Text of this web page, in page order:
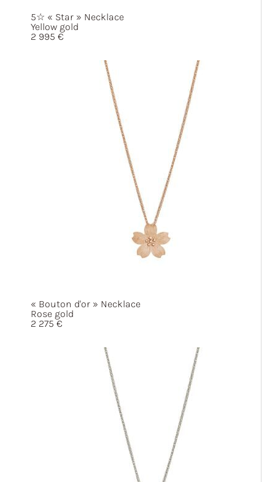
5☆ « Star » Necklace
Yellow gold
2 995 €
« Bouton d'or » Necklace
Rose gold
2 275€